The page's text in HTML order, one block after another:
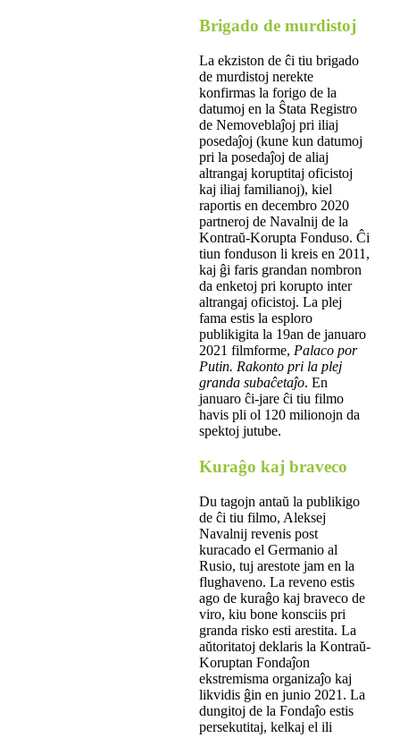
Brigado de murdistoj
La ekziston de ĉi tiu brigado
de murdistoj nerekte
konfirmas la forigo de la
datumoj en la Ŝtata Registro
de Nemoveblaĵoj pri iliaj
posedaĵoj (kune kun datumoj
pri la posedaĵoj de aliaj
altrangaj koruptitaj oficistoj
kaj iliaj familianoj), kiel
raportis en decembro 2020
partneroj de Navalnij de la
Kontraŭ-Korupta Fonduso. Ĉi
tiun fonduson li kreis en 2011,
kaj ĝi faris grandan nombron
da enketoj pri korupto inter
altrangaj oficistoj. La plej
fama estis la esploro
publikigita la 19an de januaro
2021 filmforme, Palaco por
Putin. Rakonto pri la plej
granda subaĉetaĵo. En
januaro ĉi-jare ĉi tiu filmo
havis pli ol 120 milionojn da
spektoj jutube.
Kuraĝo kaj braveco
Du tagojn antaŭ la publikigo
de ĉi tiu filmo, Aleksej
Navalnij revenis post
kuracado el Germanio al
Rusio, tuj arestote jam en la
flughaveno. La reveno estis
ago de kuraĝo kaj braveco de
viro, kiu bone konsciis pri
granda risko esti arestita. La
aŭtoritatoj deklaris la Kontraŭ-
Koruptan Fondaĵon
ekstremisma organizaĵo kaj
likvidis ĝin en junio 2021. La
dungitoj de la Fondaĵo estis
persekutitaj, kelkaj el ili